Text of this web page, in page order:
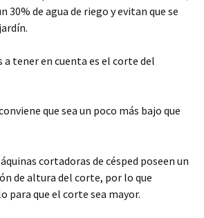
30% de agua de riego y evitan que se
tener en cuenta es el corte del
que sea un poco más bajo que
cortadoras de césped poseen un
de altura del corte, por lo que
para que el corte sea mayor.